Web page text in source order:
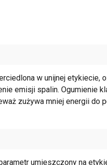
w unijnej etykiecie,
emisji spalin. Ogumienie
zużywa mniej energii do
umieszczony na